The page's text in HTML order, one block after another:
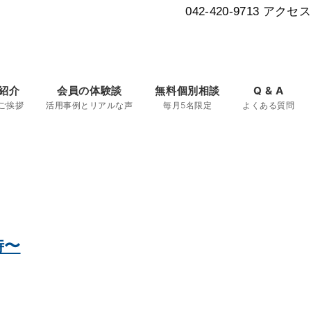
042-420-9713 アクセス
介
挨拶
会員の体験談
活用事例とリアルな声
無料個別相談
毎月5名限定
Q & A
よくある質問
〜